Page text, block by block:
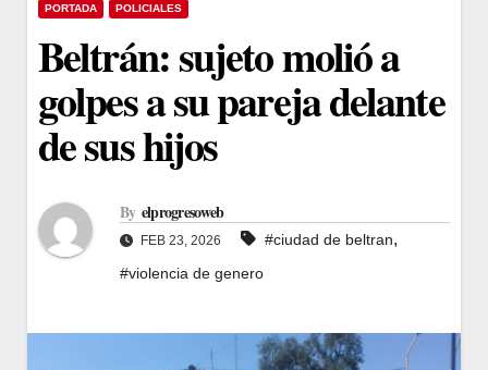
PORTADA POLICIALES
Beltrán: sujeto molió a
golpes a su pareja delante
de sus hijos
By elprogresoweb
FEB 23, 2026 #ciudad de beltran,
#violencia de genero